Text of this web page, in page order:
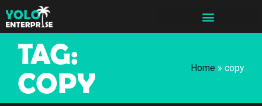
TAG:
COPY
Home » copy